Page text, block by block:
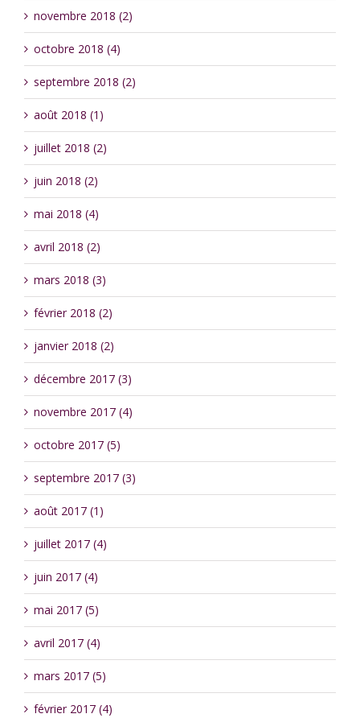
novembre 2018 (2)
octobre 2018 (4)
septembre 2018 (2)
août 2018 (1)
juillet 2018 (2)
juin 2018 (2)
mai 2018 (4)
avril 2018 (2)
mars 2018 (3)
février 2018 (2)
janvier 2018 (2)
décembre 2017 (3)
novembre 2017 (4)
octobre 2017 (5)
septembre 2017 (3)
août 2017 (1)
juillet 2017 (4)
juin 2017 (4)
mai 2017 (5)
avril 2017 (4)
mars 2017 (5)
février 2017 (4)